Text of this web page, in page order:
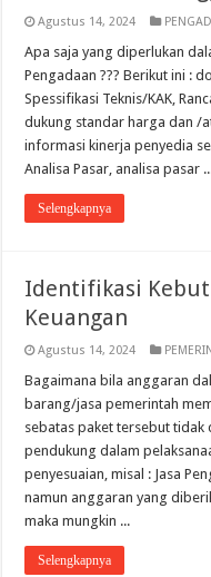
Agustus 14, 2024
Apa saja yang diperlukan
Pengadaan ??? Berikut ini :
Spessifikasi Teknis/KAK,
dukung standar harga dan /
informasi kinerja penyedia
Analisa Pasar, analisa pasar
Selengkapnya
Identifikasi
Keuangan
Agustus 14, 2024
Bagaimana bila anggaran
barang/jasa pemerintah
sebatas paket tersebut tidak
pendukung dalam
penyesuaian, misal : Jasa
namun anggaran yang
maka mungkin ...
Selengkapnya